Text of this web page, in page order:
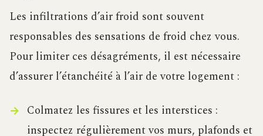
Les infiltrations d’air froid sont souvent
responsables des sensations de froid chez vous.
Pour limiter ces désagréments, il est nécessaire
d’assurer l’étanchéité à l’air de votre logement :
Colmatez les fissures et les interstices :
inspectez régulièrement vos murs, plafonds et